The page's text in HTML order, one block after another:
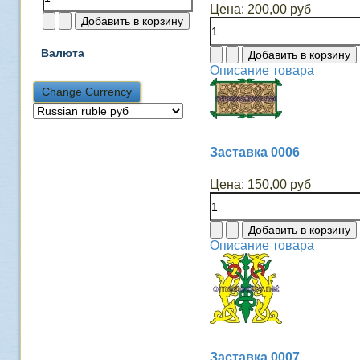
Валюта
Цена: 200,00 руб
Описание товара
Заставка 0006
Цена: 150,00 руб
Описание товара
Заставка 0007